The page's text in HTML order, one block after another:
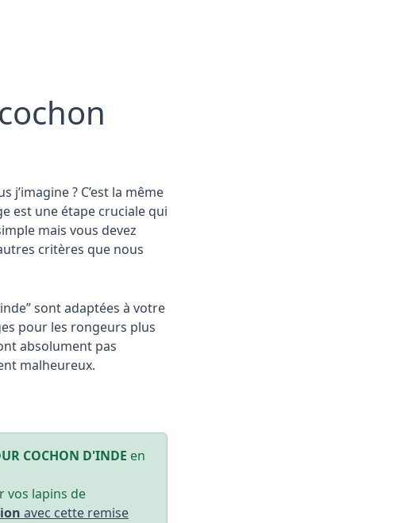
j’imagine ? C’est la même
est une étape cruciale qui
mais vous devez
critères que nous
sont adaptées à votre
pour les rongeurs plus
absolument pas
malheureux.
COCHON D'INDE en
vos lapins de
avec cette remise